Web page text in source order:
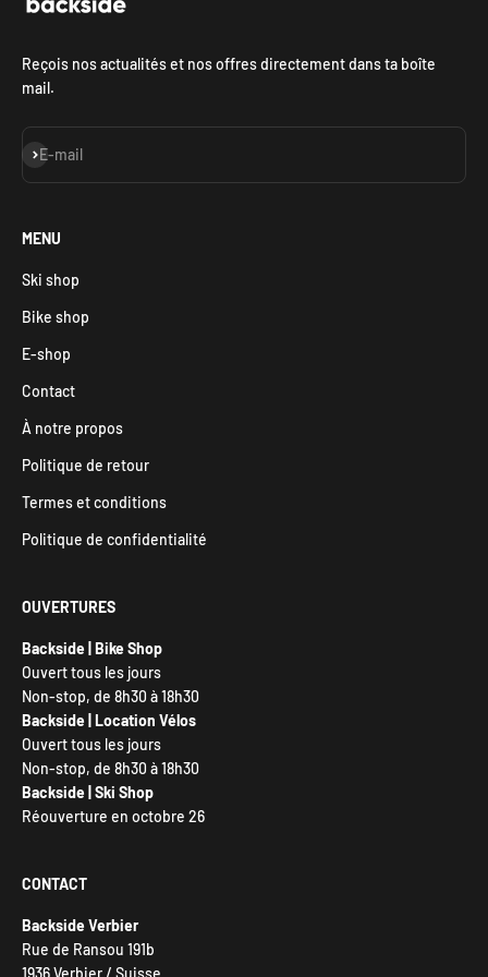
Reçois nos actualités et nos offres directement dans ta boîte
mail.
E-mail
S'inscrire
MENU
Ski shop
Bike shop
E-shop
Contact
À notre propos
Politique de retour
Termes et conditions
Politique de confidentialité
OUVERTURES
Backside | Bike Shop
Ouvert tous les jours
Non-stop, de 8h30 à 18h30
Backside | Location Vélos
Ouvert tous les jours
Non-stop, de 8h30 à 18h30
Backside | Ski Shop
Réouverture en octobre 26
CONTACT
Backside Verbier
Rue de Ransou 191b
1936 Verbier / Suisse